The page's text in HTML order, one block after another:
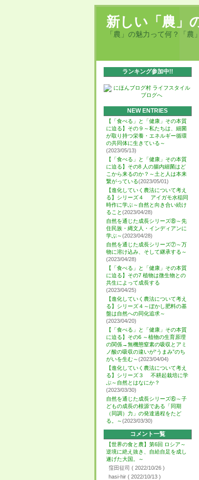
新しい「農」
「農」の魅力って何？「
ランキング参加中!!
NEW ENTRIES
【「食べる」と「健康」その本質
に迫る】その９～私たちは、細菌
が取り持つ栄養・エネルギー循環
の共同体に生きている～
(2023/05/13)
【「食べる」と「健康」その本質
に迫る】その8 人の腸内細菌はど
こから来るのか？～土と人は本来
繋がっている(2023/05/01)
【進化していく農法について考え
る】シリーズ４ アイガモ水稲同
時作に学ぶ～自然と向き合い続け
ること(2023/04/28)
自然を通じた成長シリーズ⑧～先
住民族・縄文人・インディアンに
学ぶ～(2023/04/28)
自然を通じた成長シリーズ⑦～万
物に溶け込み、そして継承する～
(2023/04/28)
【「食べる」と「健康」その本質
に迫る】その7 植物は微生物との
共生によって成長する
(2023/04/25)
【進化していく農法について考え
る】シリーズ４～ぼかし肥料の基
盤は自然への同化追求～
(2023/04/20)
【「食べる」と「健康」その本質
に迫る】その6 ～植物の生育原理
の関係→無機態窒素の吸収とアミ
ノ酸の吸収の違いが“うまみ”のち
がいを生む～(2023/04/04)
【進化していく農法について考え
る】シリーズ３ 不耕起栽培に学
ぶ～自然とはなにか？
(2023/03/30)
自然を通じた成長シリーズ⑥～子
どもの成長の根源である「同期
（同調）力」の発達過程をたど
る。～(2023/03/30)
コメント一覧
【世界の食と農】第6回 ロシア～
逆境に絶え抜き、自給自足を成し
遂げた大国。～
窪田征司 ( 2022/10/26 )
hasi-hir ( 2022/10/13 )